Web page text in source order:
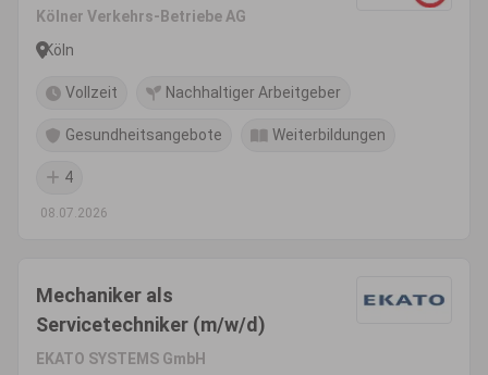
Kölner Verkehrs-Betriebe AG
Köln
Vollzeit Nachhaltiger Arbeitgeber
Gesundheitsangebote Weiterbildungen
4
08.07.2026
Mechaniker als
Servicetechniker (m/w/d)
EKATO SYSTEMS GmbH